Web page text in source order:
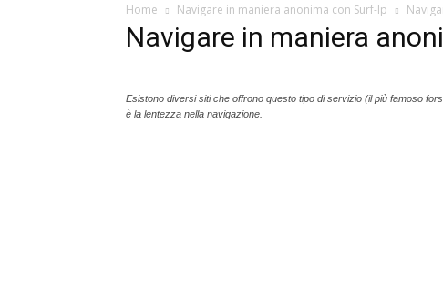
Home Navigare in maniera anonima con Surf-Ip
Navigare in maniera
Esistono diversi siti che offrono questo tipo di servizio (il più famoso
è la lentezza nella navigazione.